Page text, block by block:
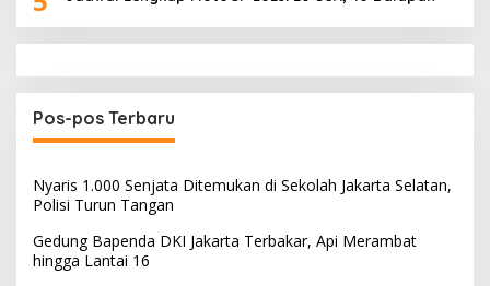
Pos-pos Terbaru
Nyaris 1.000 Senjata Ditemukan di Sekolah Jakarta Selatan,
Polisi Turun Tangan
Gedung Bapenda DKI Jakarta Terbakar, Api Merambat
hingga Lantai 16